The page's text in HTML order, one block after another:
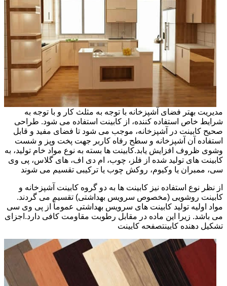
مدیریت بهتر فضای آشپزخانه با توجه به مثلث کار و با توجه به
شرایط خاص استفاده کننده، از کابینت استفاده می شود. طراحی
صحیح کابینت در آشپزخانه، موجب می شود تا فضای مفید و قابل
استفاده آن آشپزخانه و سطح رفاه کاربر جهت پخت وپز و شست
وشوی ظروف افزایش یابد.کابینت ها بسته به نوع مواد خام تولید، به
کابینت های تولید شده از فلز، چوب، ام دی اف، های گلاس، پی وی
سی، ممبران یا وکیوم، روکش چوب یا ترکیبی تقسیم می شوند
از نظر نوع استفاده نیز کابینت ها به دو گروه کابینت آشپزخانه و
کابینت روشویی (مخصوص سرویس بهداشتی) تقسیم می گردند.
مواد اولیه تولید کابینت های سرویس بهداشتی عموماً از پی وی سی
می باشد. زیرا این ماده در مقابل رطوبت مقاومت کافی دارد.اجزای
تشکیل دهنده کابینتصفحه کابینت